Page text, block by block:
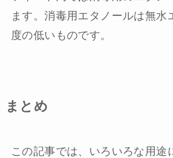
ます。消毒用エタノールは無水
度の低いものです。
まとめ
この記事では、いろいろな用途